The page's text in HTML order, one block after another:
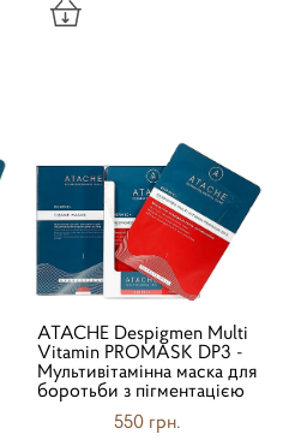
ATACHE Despigmen Multi
Vitamin PROMASK DP3 -
Мультивітамінна маска для
боротьби з пігментацією
550 грн.